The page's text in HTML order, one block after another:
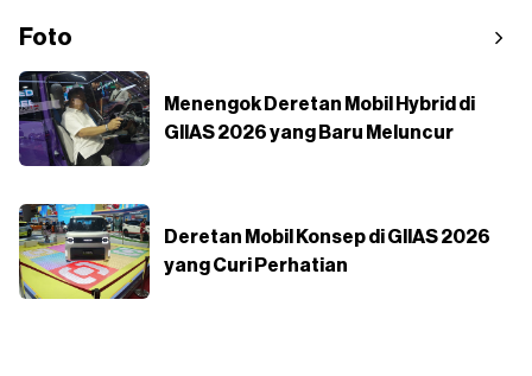
Foto
Menengok Deretan Mobil Hybrid di
GIIAS 2026 yang Baru Meluncur
Deretan Mobil Konsep di GIIAS 2026
yang Curi Perhatian